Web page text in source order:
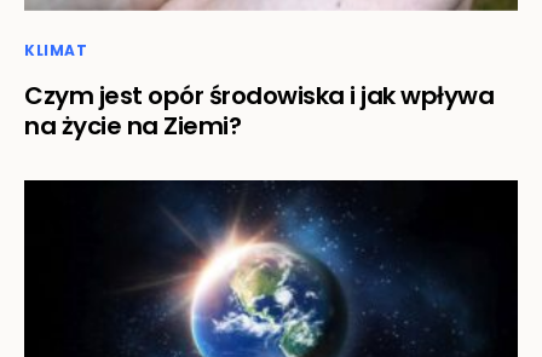
KLIMAT
Czym jest opór środowiska i jak wpływa
na życie na Ziemi?